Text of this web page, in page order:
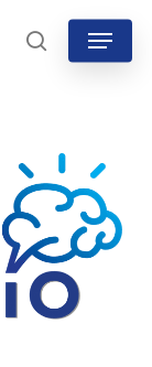
search
Menu